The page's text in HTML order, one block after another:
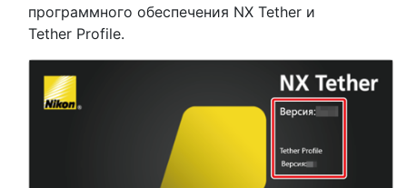
программного обеспечения NX Tether и
Tether Profile.